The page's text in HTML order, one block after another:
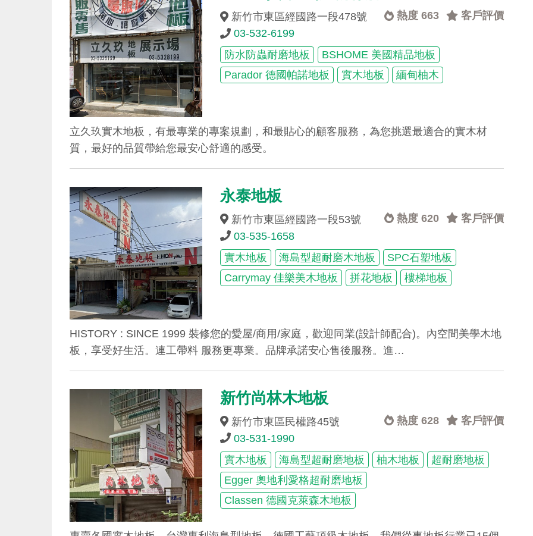
熱度 663 客戶評價
新竹市東區經國路一段478號
03-532-6199
防水防蟲耐磨地板
BSHOME 美國精品地板
Parador 德國帕諾地板
實木地板 緬甸柚木
立久玖實木地板，有最專業的專案規劃，和最貼心的顧客服務，為您挑選最適合的實木材
質，最好的品質帶給您最安心舒適的感受。
永泰地板
熱度 620 客戶評價
新竹市東區經國路一段53號
03-535-1658
實木地板
海島型超耐磨木地板
SPC石塑地板
Carrymay 佳樂美木地板
拼花地板 樓梯地板
HISTORY : SINCE 1999 裝修您的愛屋/商用/家庭，歡迎同業(設計師配合)。內空間美學木地
板，享受好生活。連工帶料 服務更專業。品牌承諾安心售後服務。進…
新竹尚林木地板
熱度 628 客戶評價
新竹市東區民權路45號
03-531-1990
實木地板
海島型超耐磨地板 柚木地板
超耐磨地板
Egger 奧地利愛格超耐磨地板
Classen 德國克萊森木地板